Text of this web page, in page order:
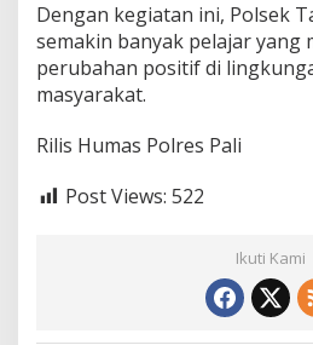
Dengan kegiatan ini, Polsek
semakin banyak pelajar yang
perubahan positif di
masyarakat.
Rilis Humas Polres Pali
Post Views: 522
Ikuti Kami